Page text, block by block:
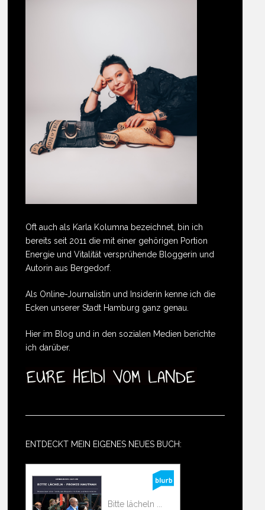
Oft auch als Karla Kolumna bezeichnet, bin ich
bereits seit 2011 die mit einer gehörigen Portion
Energie und Vitalität versprühende Bloggerin und
Autorin aus Bergedorf.
Als Online-Journalistin und Insiderin kenne ich die
Ecken unserer Stadt Hamburg ganz genau.
Hier im Blog und in den sozialen Medien berichte
ich darüber.
ENTDECKT MEIN EIGENES NEUES BUCH:
Bitte lächeln ...